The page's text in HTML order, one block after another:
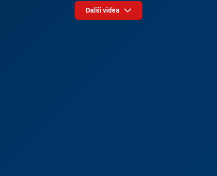
Další videa